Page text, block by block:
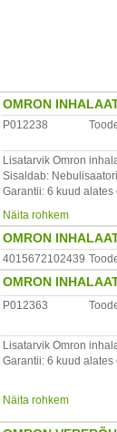
OMRON
P012238
Lisatarvik Omron
Sisaldab:
Garantii: 6 kuud
Näita rohkem
OMRON
4015672102439
OMRON
P012363
Lisatarvik Omron
Garantii: 6 kuud
Maaletooja:AS Mefo,
Näita rohkem